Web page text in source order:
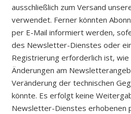
ausschließlich zum Versand
verwendet. Ferner könnten
per E-Mail informiert werden,
des Newsletter-Dienstes oder
Registrierung erforderlich ist, wie
Änderungen am
Veränderung der technischen
könnte. Es erfolgt keine
Newsletter-Dienstes erhobenen